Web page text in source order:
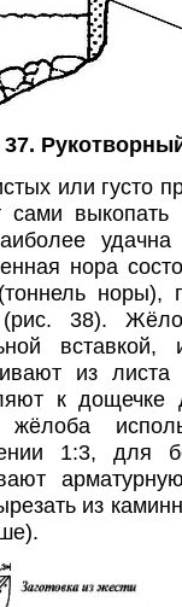
37.
или густо
сами выкопать
удачна
нора
норы),
38).
из
к
жёлоба
1:3, для
из